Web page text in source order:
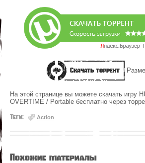
Скачать торрент
На этой странице вы можете скачать игру
OVERTIME / Portable бесплатно через
Теги: Action
Похожие материалы